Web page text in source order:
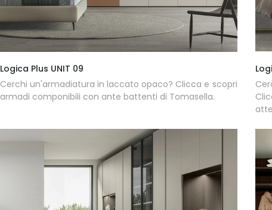
Logica Plus UNIT 09
Cerchi un'armadiatura in laccato opaco? Clicca e scopri
armadi componibili con ante battenti di Tomasella.